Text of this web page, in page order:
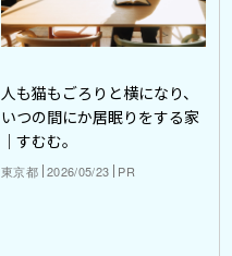
人も猫もごろりと横になり、
いつの間にか居眠りをする家
｜すむむ。
東京都 2026/05/23 PR